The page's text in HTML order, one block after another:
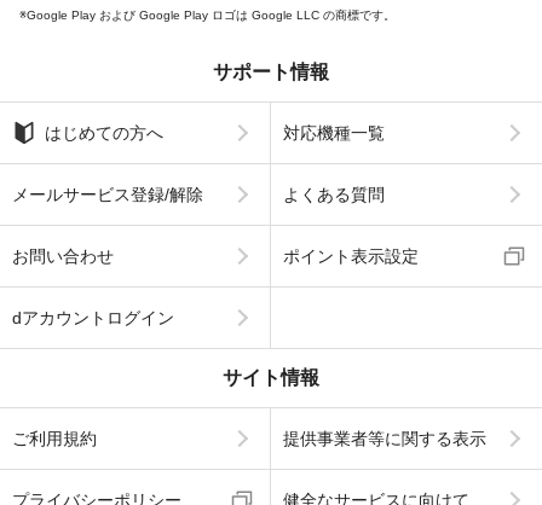
Google Play および Google Play ロゴは Google LLC の商標です。
サポート情報
はじめての方へ 対応機種一覧
メールサービス登録/解除 よくある質問
お問い合わせ ポイント表示設定
dアカウントログイン
サイト情報
ご利用規約 提供事業者等に関する表示
プライバシーポリシー 健全なサービスに向けて